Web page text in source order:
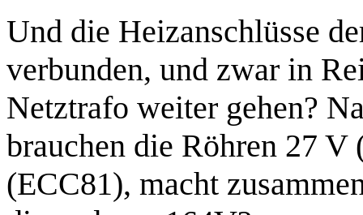
Und die Heizanschlüsse
verbunden, und zwar in
Netztrafo weiter gehen?
brauchen die Röhren 27
(ECC81), macht